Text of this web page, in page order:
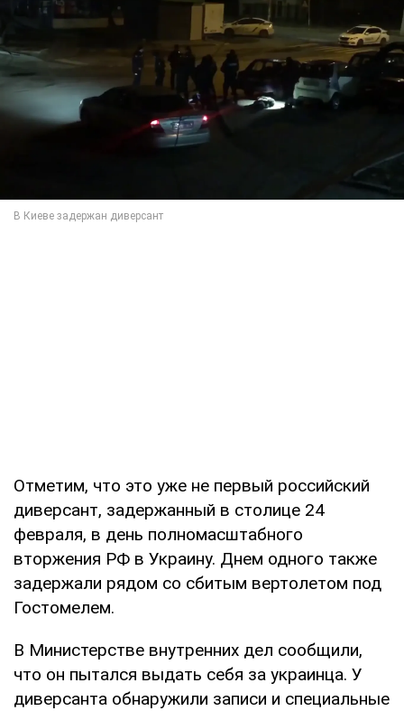
Отметим, что это уже не первый российский
диверсант, задержанный в столице 24
февраля, в день полномасштабного
вторжения РФ в Украину. Днем одного также
задержали рядом со сбитым вертолетом под
Гостомелем.
В Министерстве внутренних дел сообщили,
что он пытался выдать себя за украинца. У
диверсанта обнаружили записи и специальные